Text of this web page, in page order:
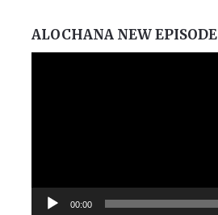
ALOCHANA NEW EPISODE
00:00